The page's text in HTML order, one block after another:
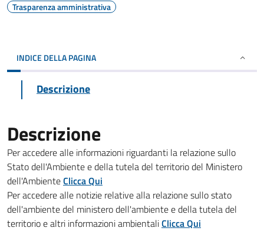
Trasparenza amministrativa
INDICE DELLA PAGINA
Descrizione
Descrizione
Per accedere alle informazioni riguardanti la relazione sullo
Stato dell'Ambiente e della tutela del territorio del Ministero
dell'AmbienteClicca Qui
Per accedere alle notizie relative alla relazione sullo stato
dell'ambiente del ministero dell'ambiente e della tutela del
territorio e altri informazioni ambientaliClicca Qui